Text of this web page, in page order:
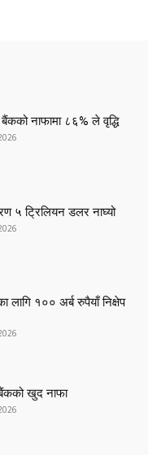
नाफामा ८६% ले वृद्धि
५ ट्रिलियन डलर नाघ्यो
लागि १०० अर्ब रुपैयाँ निक्षेप
खुद नाफा